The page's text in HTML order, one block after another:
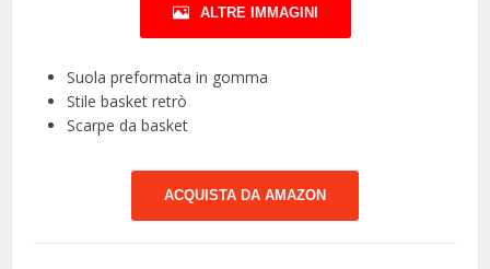
ALTRE IMMAGINI
Suola preformata in gomma
Stile basket retrò
Scarpe da basket
ACQUISTA DA AMAZON